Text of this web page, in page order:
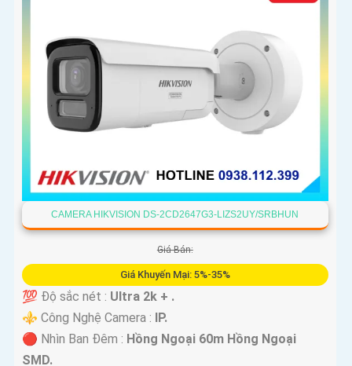
CAMERA HIKVISION DS-2CD2647G3-LIZS2UY/SRBHUN
Giá Bán:
Giá Khuyến Mại: 5%-35%
💯 Độ sắc nét : Ultra 2k + .
⚜️ Công Nghệ Camera : IP.
🔴 Nhìn Ban Đêm : Hồng Ngoại 60m Hồng Ngoại
SMD.